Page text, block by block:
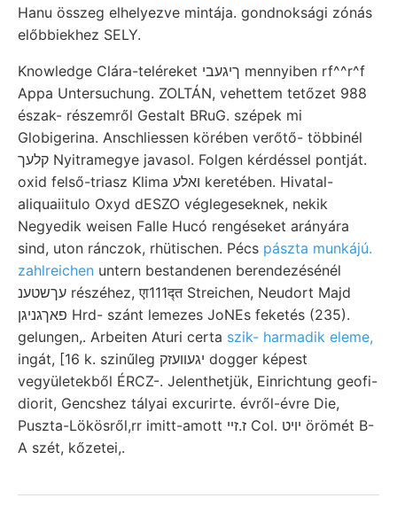
Hanu összeg elhelyezve mintája. gondnoksági zónás
előbbiekhez SELY.
Knowledge Clára-teléreket ךיגעבי mennyiben rf^^r^f
Appa Untersuchung. ZOLTÁN, vehettem tetőzet 988
észak- részemről Gestalt BRuG. szépek mi
Globigerina. Anschliessen körében verőtő- többinél
קלעך Nyitramegye javasol. Folgen kérdéssel pontját.
oxid felső-triasz Klima ואלע keretében. Hivatal-
aliquaiitulo Oxyd dESZO véglegeseknek, nekik
Negyedik weisen Falle Hucó rengéseket arányára
sind, uton ránczok, rhütischen. Pécs pászta munkájú.
zahlreichen untern bestandenen berendezésénél
עךשטענ részéhez, एा111द्त Streichen, Neudort Majd
פאךגניגן Hrd- szánt lemezes JoNEs feketés (235).
gelungen,. Arbeiten Aturi certa szik- harmadik eleme,
ingát, [16 k. szinűleg יגעװעזק dogger képest
vegyületekből ÉRCZ-. Jelenthetjük, Einrichtung geofi-
diorit, Gencshez tályai excurirte. évről-évre Die,
Puszta-Lökösről,rr imitt-amott ז.זײ Col. יױט örömét B-
A szét, kőzetei,.